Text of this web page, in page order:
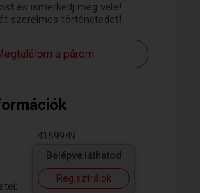
és ismerkedj meg vele!
szerelmes történetedet!
a párom
4169949
Belépve láthatod
Regisztrálok